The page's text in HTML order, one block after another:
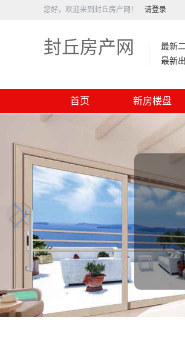
您好，欢迎来到封丘房产网！ 请登录
封丘房产网
最新
最新
首页 新房楼盘